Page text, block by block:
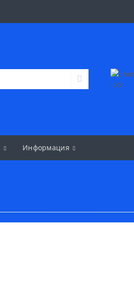
Информация